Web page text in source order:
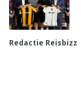
Redactie Reisbizz